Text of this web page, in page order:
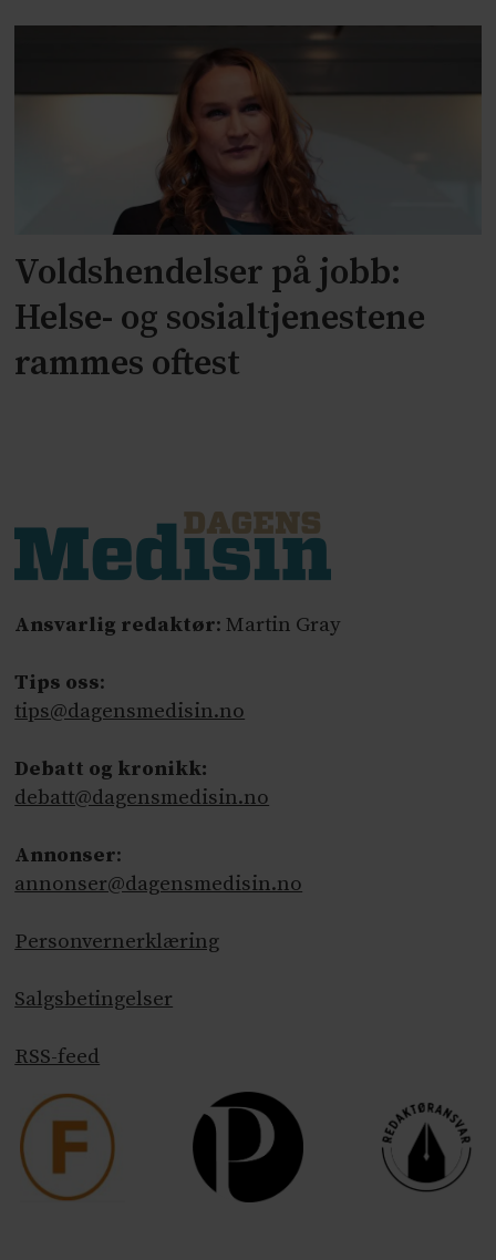
Voldshendelser på jobb:
Helse- og sosialtjenestene
rammes oftest
Ansvarlig redaktør: Martin Gray
Tips oss:
tips@dagensmedisin.no
Debatt og kronikk:
debatt@dagensmedisin.no
Annonser:
annonser@dagensmedisin.no
Personvernerklæring
Salgsbetingelser
RSS-feed